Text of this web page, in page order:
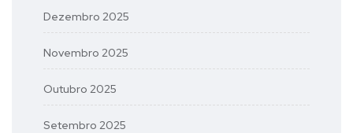
Dezembro 2025
Novembro 2025
Outubro 2025
Setembro 2025